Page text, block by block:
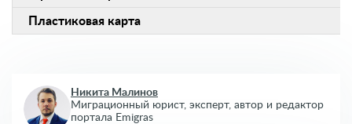
Пластиковая карта
Никита Малинов
Миграционный юрист, эксперт, автор и редактор
портала Emigras